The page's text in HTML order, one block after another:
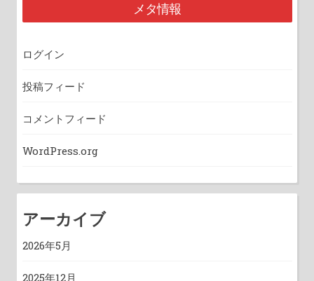
メタ情報
ログイン
投稿フィード
コメントフィード
WordPress.org
アーカイブ
2026年5月
2025年12月